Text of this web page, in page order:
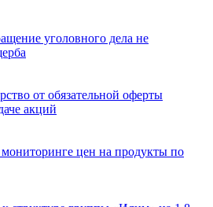
уголовного дела не
от обязательной оферты
акций
цен на продукты по